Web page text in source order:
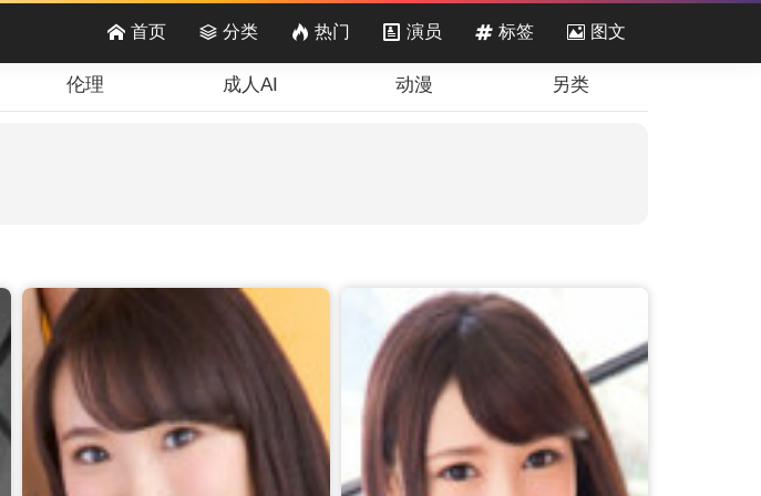
首页 分类 热门 演员 标签 图文
伦理 成人AI 动漫 另类